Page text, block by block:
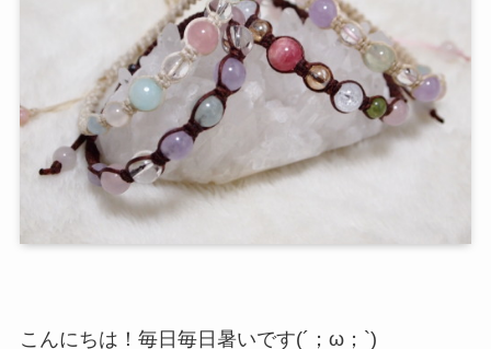
こんにちは！毎日毎日暑いです(´；ω；`)